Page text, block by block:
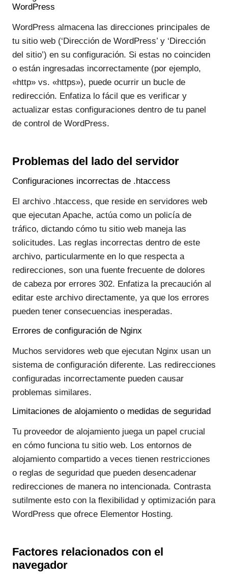
WordPress
WordPress almacena las direcciones principales de
tu sitio web (‘Dirección de WordPress’ y ‘Dirección
del sitio’) en su configuración. Si estas no coinciden
o están ingresadas incorrectamente (por ejemplo,
«http» vs. «https»), puede ocurrir un bucle de
redirección. Enfatiza lo fácil que es verificar y
actualizar estas configuraciones dentro de tu panel
de control de WordPress.
Problemas del lado del servidor
Configuraciones incorrectas de .htaccess
El archivo .htaccess, que reside en servidores web
que ejecutan Apache, actúa como un policía de
tráfico, dictando cómo tu sitio web maneja las
solicitudes. Las reglas incorrectas dentro de este
archivo, particularmente en lo que respecta a
redirecciones, son una fuente frecuente de dolores
de cabeza por errores 302. Enfatiza la precaución al
editar este archivo directamente, ya que los errores
pueden tener consecuencias inesperadas.
Errores de configuración de Nginx
Muchos servidores web que ejecutan Nginx usan un
sistema de configuración diferente. Las redirecciones
configuradas incorrectamente pueden causar
problemas similares.
Limitaciones de alojamiento o medidas de seguridad
Tu proveedor de alojamiento juega un papel crucial
en cómo funciona tu sitio web. Los entornos de
alojamiento compartido a veces tienen restricciones
o reglas de seguridad que pueden desencadenar
redirecciones de manera no intencionada. Contrasta
sutilmente esto con la flexibilidad y optimización para
WordPress que ofrece Elementor Hosting.
Factores relacionados con el
navegador